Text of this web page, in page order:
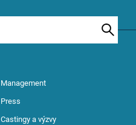
Management
Press
Castingy a výzvy